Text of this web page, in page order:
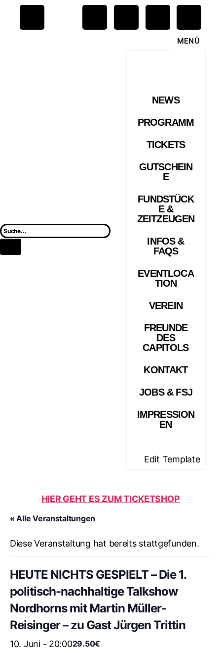
MENÜ
NEWS
PROGRAMM
TICKETS
GUTSCHEIN
E
FUNDSTÜCK
E &
ZEITZEUGEN
INFOS &
FAQS
EVENTLOCA
TION
VEREIN
FREUNDE
DES
CAPITOLS
KONTAKT
JOBS & FSJ
IMPRESSION
EN
Edit Template
HIER GEHT ES ZUM TICKETSHOP
« Alle Veranstaltungen
Diese Veranstaltung hat bereits stattgefunden.
HEUTE NICHTS GESPIELT – Die 1.
politisch-nachhaltige Talkshow
Nordhorns mit Martin Müller-
Reisinger – zu Gast Jürgen Trittin
10. Juni - 20:0029.50€